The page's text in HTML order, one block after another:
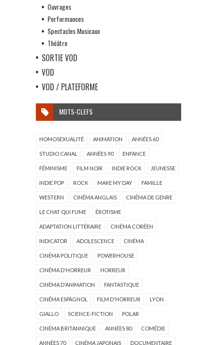
Ouvrages
Performances
Spectacles Musicaux
Théâtre
SORTIE VOD
VOD
VOD / PLATEFORME
MOTS-CLEFS
HOMOSEXUALITÉ ANIMATION ANNÉES 60
STUDIO CANAL ANNÉES 90 ENFANCE
FÉMINISME FILM NOIR INDIE ROCK JEUNESSE
INDIE POP ROCK MAKE MY DAY FAMILLE
WESTERN CINÉMA ANGLAIS CINÉMA DE GENRE
LE CHAT QUI FUME ÉROTISME
ADAPTATION LITTÉRAIRE CINÉMA CORÉEN
INDICATOR ADOLESCENCE CINÉMA
CINÉMA POLITIQUE POWERHOUSE
CINÉMA D'HORREUR HORREUR
CINÉMA D'ANIMATION FANTASTIQUE
CINÉMA ESPAGNOL FILM D'HORREUR LYON
GIALLO SCIENCE-FICTION POLAR
CINÉMA BRITANNIQUE ANNÉES 80 COMÉDIE
ANNÉES 70 CINÉMA JAPONAIS DOCUMENTAIRE